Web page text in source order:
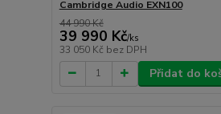
Cambridge Audio EXN100
44 990 Kč
39 990 Kč/ks
33 050 Kč bez DPH
Přidat do